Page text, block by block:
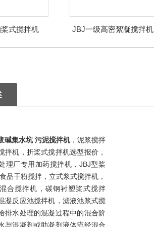
式搅拌机 JBJ一级高密絮凝搅拌机
碱集水坑 污泥搅拌机， 泥浆搅拌
拌机，折桨式搅拌机选型报价，
理厂专用加药搅拌机，JBJ型桨
品干粉搅拌，立式浆式搅拌机，
合搅拌机，碳钢衬塑桨式搅拌
凝反应池搅拌机，滤液池浆式搅
排水处理的混凝过程中的混合阶
与混凝剂或助凝剂液体流经混合